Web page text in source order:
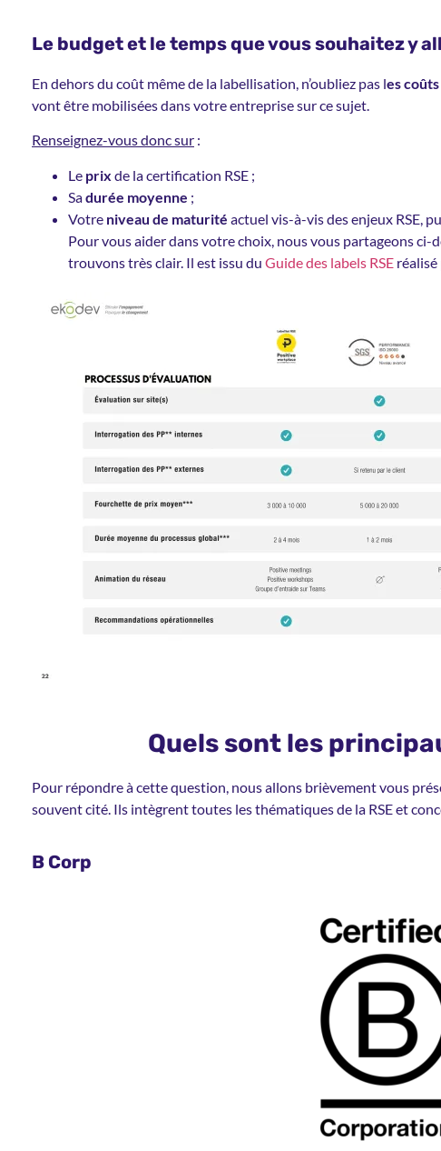
Le budget et le temps que vous souhaitez y
En dehors du coût même de la labellisation, n’oubliez pas les
vont être mobilisées dans votre entreprise sur ce sujet.
Renseignez-vous donc sur :
Le prix de la certification RSE ;
Sadurée moyenne ;
Votre niveau de maturité actuel vis-à-vis des enjeux RSE,
Pour vous aider dans votre choix, nous vous partageons
trouvons très clair. Il est issu du Guide des labels RSE réalisé
Quels sont les
Pour répondre à cette question, nous allons brièvement vous
souvent cité. Ils intègrent toutes les thématiques de la RSE et
B Corp